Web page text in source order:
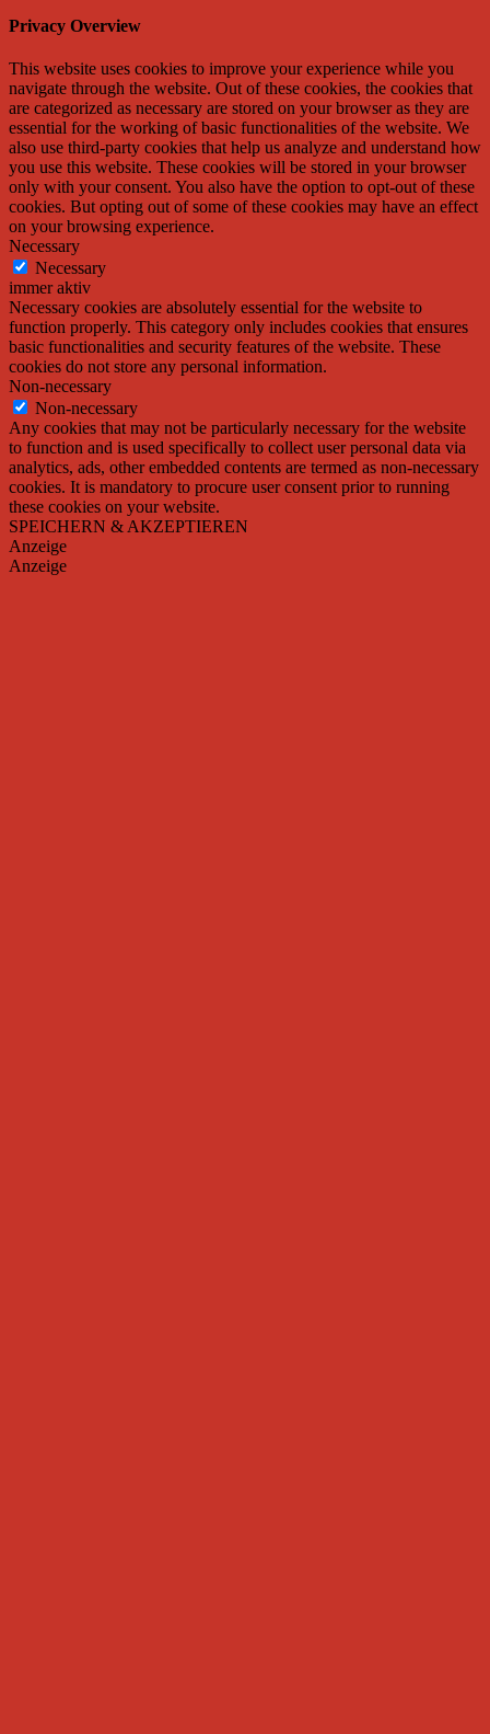
Privacy Overview
This website uses cookies to improve your experience while you
navigate through the website. Out of these cookies, the cookies that
are categorized as necessary are stored on your browser as they are
essential for the working of basic functionalities of the website. We
also use third-party cookies that help us analyze and understand how
you use this website. These cookies will be stored in your browser
only with your consent. You also have the option to opt-out of these
cookies. But opting out of some of these cookies may have an effect
on your browsing experience.
Necessary
Necessary
immer aktiv
Necessary cookies are absolutely essential for the website to
function properly. This category only includes cookies that ensures
basic functionalities and security features of the website. These
cookies do not store any personal information.
Non-necessary
Non-necessary
Any cookies that may not be particularly necessary for the website
to function and is used specifically to collect user personal data via
analytics, ads, other embedded contents are termed as non-necessary
cookies. It is mandatory to procure user consent prior to running
these cookies on your website.
SPEICHERN & AKZEPTIEREN
Anzeige
Anzeige